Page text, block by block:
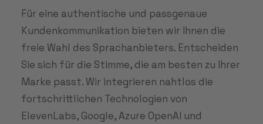
Für eine authentische und passgenaue
Kundenkommunikation bieten wir Ihnen die
freie Wahl des Sprachanbieters. Entscheiden
Sie sich für die Stimme, die am besten zu Ihrer
Marke passt. Wir integrieren nahtlos die
fortschrittlichen Technologien von
ElevenLabs, Google, Azure OpenAI und